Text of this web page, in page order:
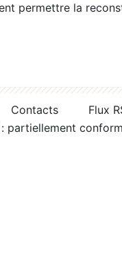
permettre la
Contacts
Flux
partiellement